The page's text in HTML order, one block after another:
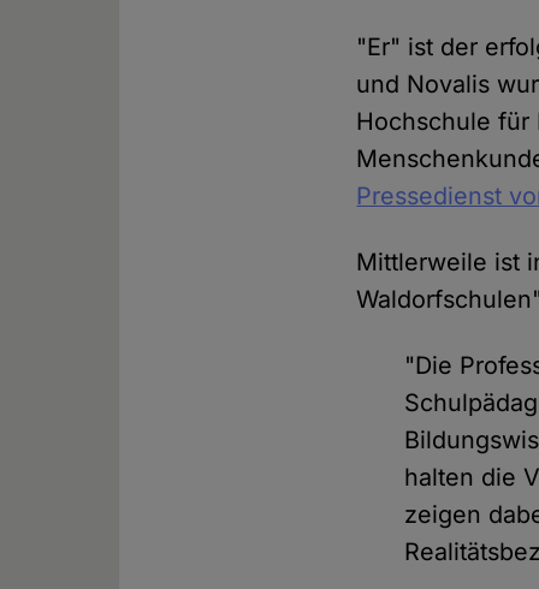
"Er" ist der
und Novalis
Hochschule für
Pressedienst
Mittlerweile ist
"Die
halten die
zeigen